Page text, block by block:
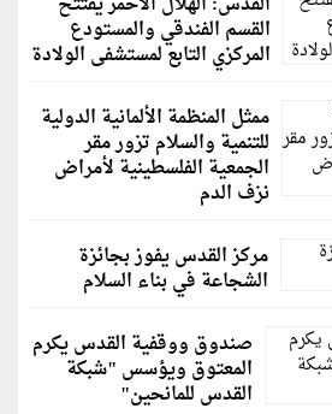
القسم الفندقي والمستودع
المركزي التابع لمستشفى الولادة
ممثل المنظمة الألمانية الدولية
للتنمية والسلام تزور مقر
الجمعية الفلسطينية لأمراض
نزف الدم
مركز القدس يفوز بجائزة
الشجاعة في بناء السلام
صندوق ووقفية القدس يكرم
المعتوق ويؤسس "شبكة
القدس للمانحين"